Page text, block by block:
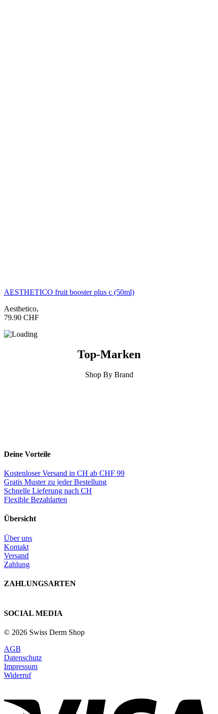
AESTHETICO fruit booster plus c (50ml)
Aesthetico,
79.90 CHF
Top-Marken
Shop By Brand
Deine Vorteile
Kostenloser Versand in CH ab CHF 99
Gratis Muster zu jeder Bestellung
Schnelle Lieferung nach CH
Flexible Bezahlarten
Übersicht
Über uns
Kontakt
Versand
Zahlung
ZAHLUNGSARTEN
SOCIAL MEDIA
© 2026 Swiss Derm Shop
AGB
Datenschutz
Impressum
Widerruf